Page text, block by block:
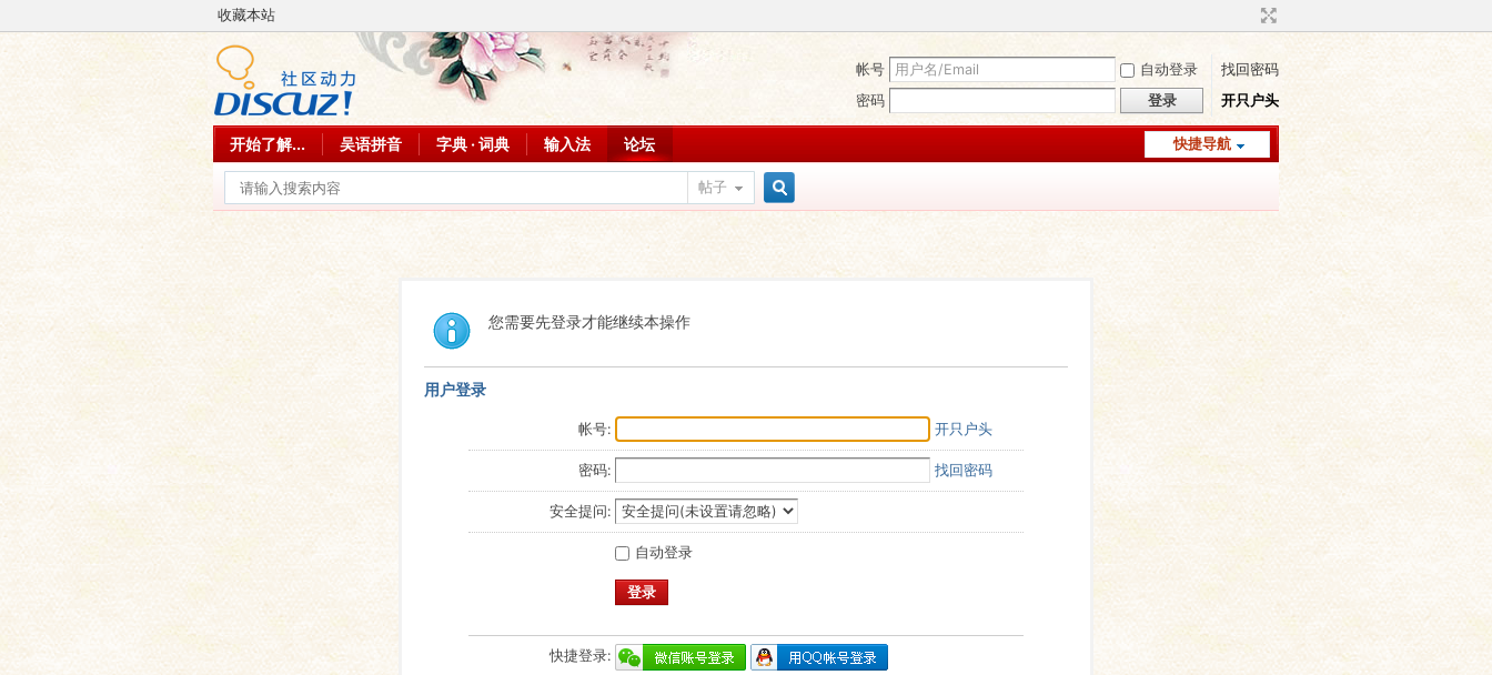
收藏本站
帐号 自动登录
找回密码
密码
登录 开只户头
快捷导航
开始了解... 吴语拼音 字典 · 词典 输入法 论坛
帖子
您需要先登录才能继续本操作
用户登录
帐号: 开只户头
密码: 找回密码
安全提问:
自动登录
登录
快捷登录: